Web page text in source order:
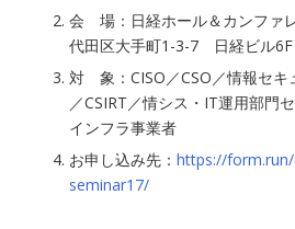
会 場：日経ホール＆カンファ
代田区大手町1-3-7 日経ビル6F
対 象：CISO／CSO／情報セキ
／CSIRT／情シス・IT運用部門
インフラ事業者
お申し込み先： https://
seminar17/